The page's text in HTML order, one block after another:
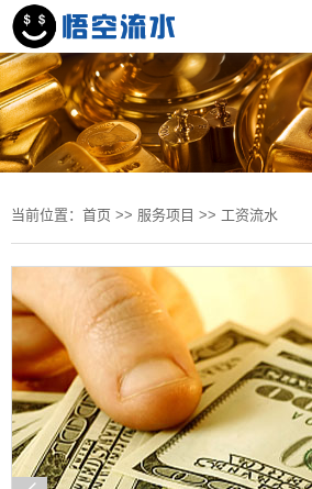
当前位置： 首页 >> 服务项目 >> 工资流水